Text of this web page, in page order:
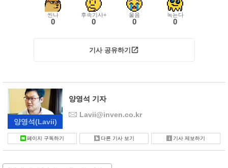
씬나
0
후속기사+
0
울음
0
녹는다
0
기사 공유하기
양영석(Lavii)
양영석 기자
Lavii@inven.co.kr
페이지 구독하기 다른 기사 보기 기사 제보하기